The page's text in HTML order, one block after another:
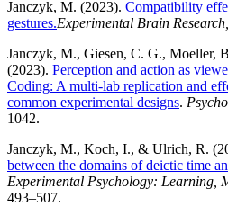
Janczyk, M. (2023). Compatibility
gestures.Experimental Brain
Janczyk, M., Giesen, C. G., Moeller,
(2023). Perception and action as
Coding: A multi-lab replication and
common experimental designs.
1042.
Janczyk, M., Koch, I., & Ulrich, R.
between the domains of deictic time
Experimental Psychology: Learning,
493–507.